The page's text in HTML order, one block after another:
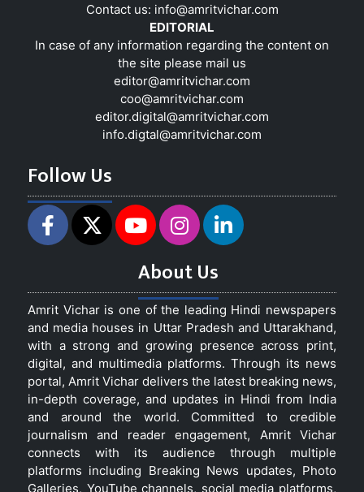
Contact us: info@amritvichar.com
EDITORIAL
In case of any information regarding the content on
the site please mail us
editor@amritvichar.com
coo@amritvichar.com
editor.digital@amritvichar.com
info.digtal@amritvichar.com
Follow Us
About Us
Amrit Vichar is one of the leading Hindi newspapers
and media houses in Uttar Pradesh and Uttarakhand,
with a strong and growing presence across print,
digital, and multimedia platforms. Through its news
portal, Amrit Vichar delivers the latest breaking news,
in-depth coverage, and updates in Hindi from India
and around the world. Committed to credible
journalism and reader engagement, Amrit Vichar
connects with its audience through multiple
platforms including Breaking News updates, Photo
Galleries, YouTube channels, social media platforms,